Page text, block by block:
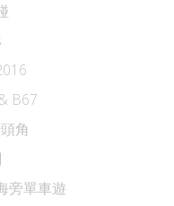
B67
角
旁單車遊